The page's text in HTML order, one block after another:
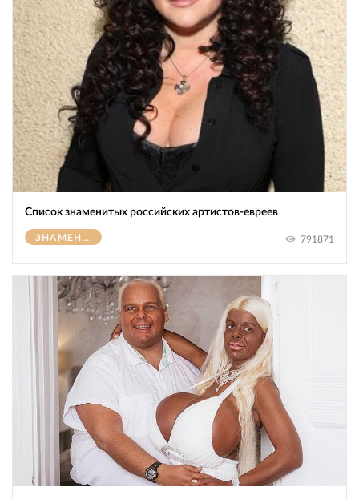
Список знаменитых российских артистов-евреев
ЗНАМЕНИТОСТИ 791871